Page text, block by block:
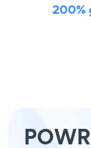
200%